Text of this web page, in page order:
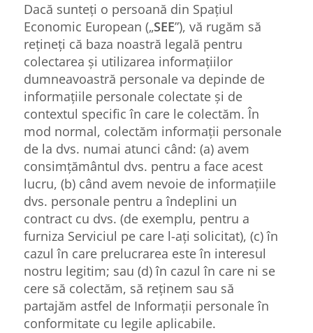
Dacă sunteți o persoană din Spațiul
Economic European („SEE”), vă rugăm să
rețineți că baza noastră legală pentru
colectarea și utilizarea informațiilor
dumneavoastră personale va depinde de
informațiile personale colectate și de
contextul specific în care le colectăm. În
mod normal, colectăm informații personale
de la dvs. numai atunci când: (a) avem
consimțământul dvs. pentru a face acest
lucru, (b) când avem nevoie de informațiile
dvs. personale pentru a îndeplini un
contract cu dvs. (de exemplu, pentru a
furniza Serviciul pe care l-ați solicitat), (c) în
cazul în care prelucrarea este în interesul
nostru legitim; sau (d) în cazul în care ni se
cere să colectăm, să reținem sau să
partajăm astfel de Informații personale în
conformitate cu legile aplicabile.